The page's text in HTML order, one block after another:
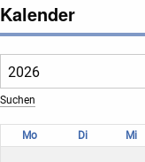
Kalender
Mo Di Mi